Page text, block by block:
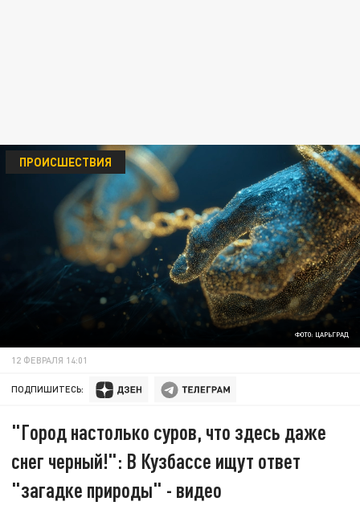
ФОТО: ЦАРЬГРАД
ПРОИСШЕСТВИЯ
12 ФЕВРАЛЯ 14:01
ПОДПИШИТЕСЬ:
"Город настолько суров, что здесь даже
снег черный!": В Кузбассе ищут ответ
"загадке природы" - видео